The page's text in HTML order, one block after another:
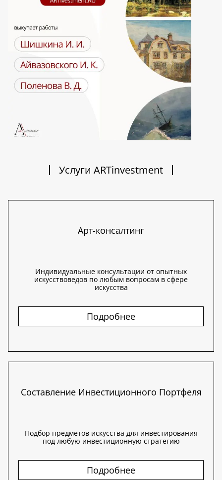
Услуги ARTinvestment
Арт-консалтинг
Индивидуальные консультации от опытных
искусствоведов по любым вопросам в сфере
искусства
Подробнее
Составление Инвестиционного Портфеля
Подбор предметов искусства для инвестирования
под любую инвестиционную стратегию
Подробнее